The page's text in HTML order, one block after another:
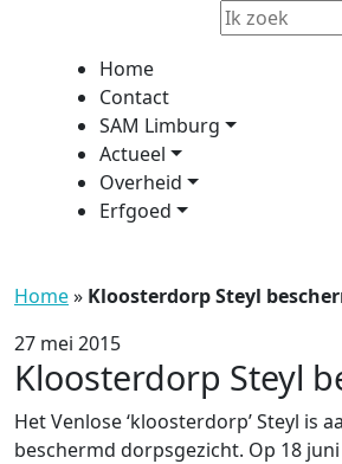
Home
Contact
SAM Limburg
Actueel
Overheid
Erfgoed
Home» Kloosterdorp Steyl
27 mei 2015
Kloosterdorp Steyl
Het Venlose ‘kloosterdorp’ Steyl is
beschermd dorpsgezicht. Op 18